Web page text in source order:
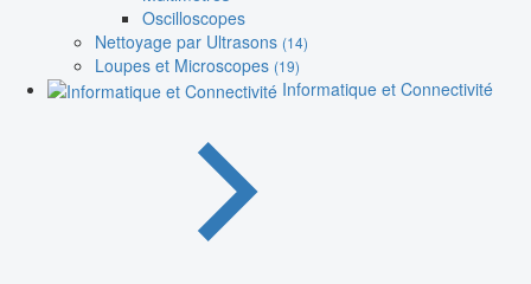
Oscilloscopes
Nettoyage par Ultrasons (14)
Loupes et Microscopes (19)
Informatique et Connectivité